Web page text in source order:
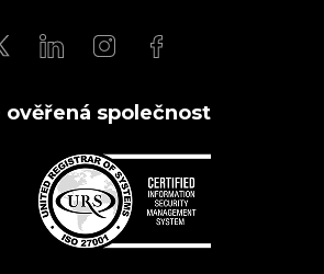
ověřená společnost